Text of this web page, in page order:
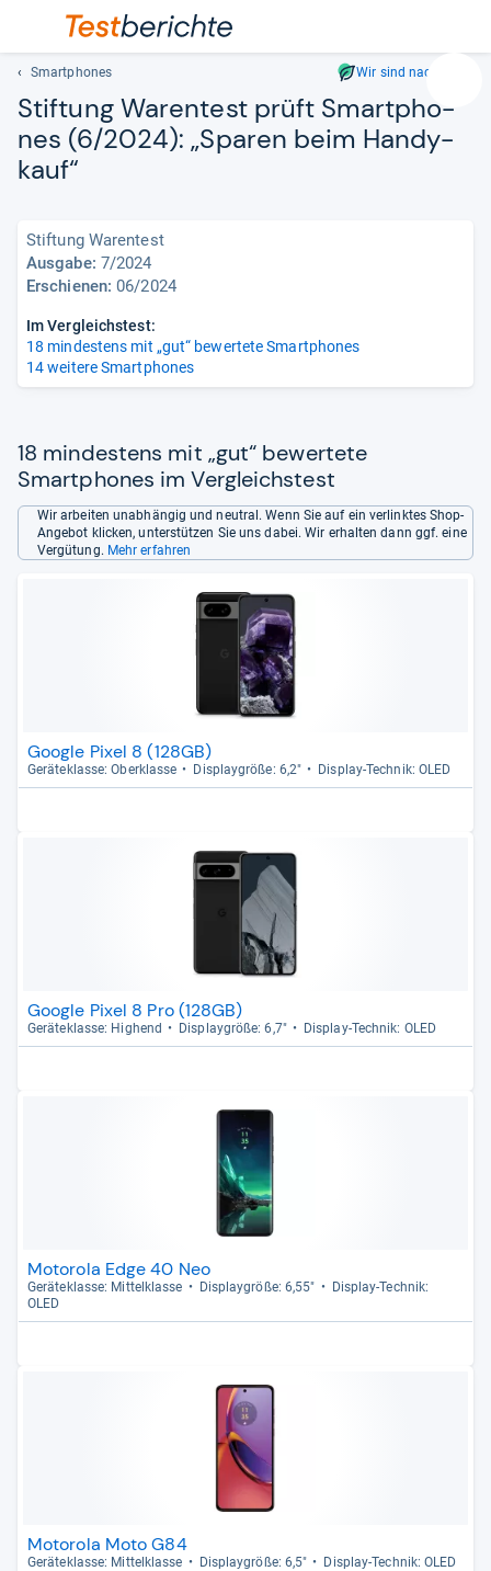
Geben
Sie
sich
Smartphones Wir sind nachhaltig
Stif­tung Waren­test prüft Smart­pho­
nes (6/2024): „Spa­ren beim Han­dy­
kauf“
Stiftung Warentest
Ausgabe: 7/2024
Erschienen: 06/2024
Im Vergleichstest:
18 mindestens mit „gut“ bewertete Smartphones
14 weitere Smartphones
18 mindestens mit „gut“ bewertete
Smartphones im Vergleichstest
Wir arbeiten unabhängig und neutral. Wenn Sie auf ein verlinktes Shop-
Angebot klicken, unterstützen Sie uns dabei. Wir erhalten dann ggf. eine
Vergütung. Mehr erfahren
Google Pixel 8 (128GB)
Gerä­te­klasse: Ober­klasse Dis­play­größe: 6,2" Dis­play-​Tech­nik: OLED
Google Pixel 8 Pro (128GB)
Gerä­te­klasse: Hig­hend Dis­play­größe: 6,7" Dis­play-​Tech­nik: OLED
Motorola Edge 40 Neo
Gerä­te­klasse: Mit­tel­klasse Dis­play­größe: 6,55"
Dis­play-​Tech­nik:
OLED
Motorola Moto G84
Gerä­te­klasse: Mit­tel­klasse Dis­play­größe: 6,5" Dis­play-​Tech­nik: OLED